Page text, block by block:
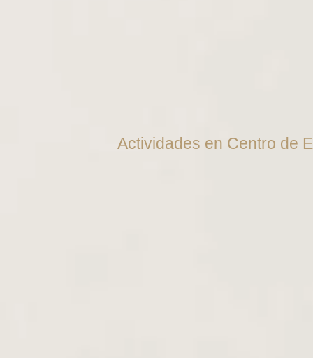
Actividades en Centro de